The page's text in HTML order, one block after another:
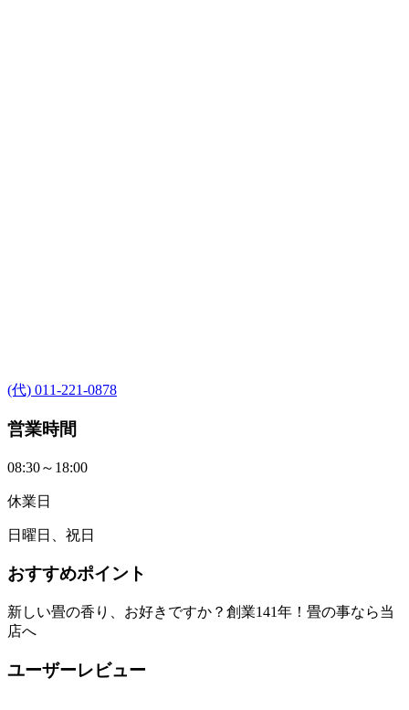
(代) 011-221-0878
営業時間
08:30～18:00
休業日
日曜日、祝日
おすすめポイント
新しい畳の香り、お好きですか？創業141年！畳の事なら当
店へ
ユーザーレビュー